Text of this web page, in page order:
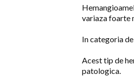
variaza foarte
In categoria
Acest tip de
patologica.